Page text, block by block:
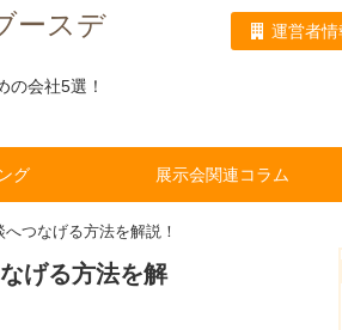
ースデ
の会社5選！
運営者情
グ 展示会関連コラム
つなげる方法を解説！
げる方法を解